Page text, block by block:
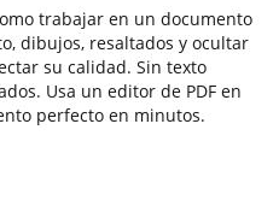
trabajar en un documento
dibujos, resaltados y ocultar
su calidad. Sin texto
Usa un editor de PDF en
perfecto en minutos.